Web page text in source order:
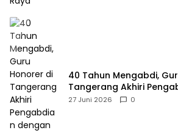
40 Tahun Mengabdi,
Tangerang Akhiri
Rp414 Ribu
27 Juni 2026 0